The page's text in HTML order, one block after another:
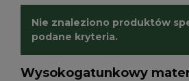
Nie znaleziono produktów
podane kryteria.
Wysokogatunkowy